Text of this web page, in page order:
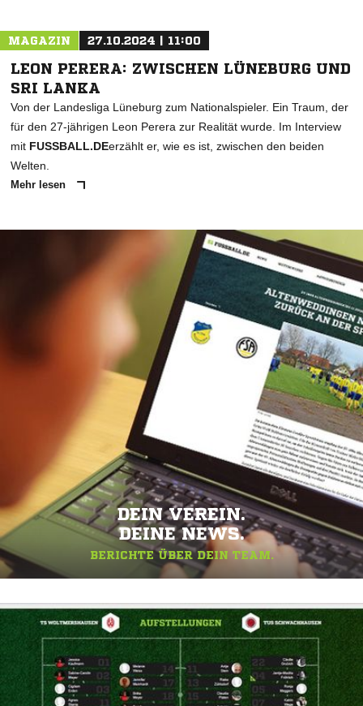
MAGAZIN 27.10.2024 | 11:00
LEON PERERA: ZWISCHEN LÜNEBURG UND
SRI LANKA
Von der Landesliga Lüneburg zum Nationalspieler. Ein Traum, der
für den 27-jährigen Leon Perera zur Realität wurde. Im Interview
mit FUSSBALL.DEerzählt er, wie es ist, zwischen den beiden
Welten.
Mehr lesen
DEIN VEREIN.
DEINE NEWS.
BERICHTE ÜBER DEIN TEAM.